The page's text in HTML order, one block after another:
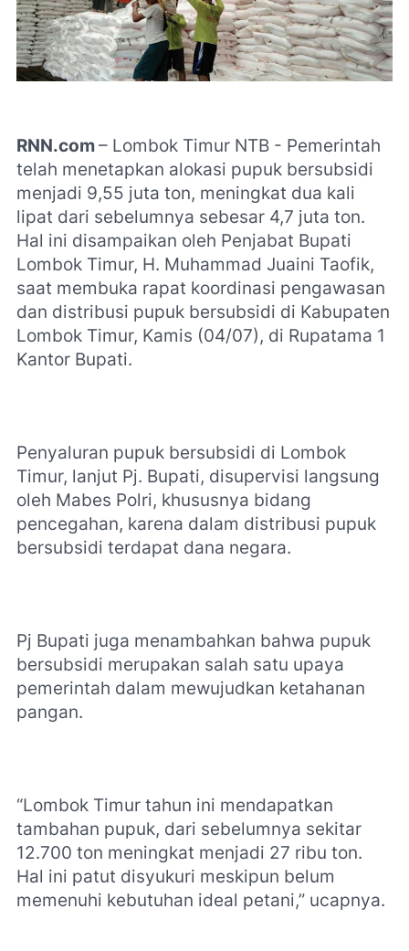
RNN.com– Lombok Timur NTB - Pemerintah
telah menetapkan alokasi pupuk bersubsidi
menjadi 9,55 juta ton, meningkat dua kali
lipat dari sebelumnya sebesar 4,7 juta ton.
Hal ini disampaikan oleh Penjabat Bupati
Lombok Timur, H. Muhammad Juaini Taofik,
saat membuka rapat koordinasi pengawasan
dan distribusi pupuk bersubsidi di Kabupaten
Lombok Timur, Kamis (04/07), di Rupatama 1
Kantor Bupati.
Penyaluran pupuk bersubsidi di Lombok
Timur, lanjut Pj. Bupati, disupervisi langsung
oleh Mabes Polri, khususnya bidang
pencegahan, karena dalam distribusi pupuk
bersubsidi terdapat dana negara.
Pj Bupati juga menambahkan bahwa pupuk
bersubsidi merupakan salah satu upaya
pemerintah dalam mewujudkan ketahanan
pangan.
“Lombok Timur tahun ini mendapatkan
tambahan pupuk, dari sebelumnya sekitar
12.700 ton meningkat menjadi 27 ribu ton.
Hal ini patut disyukuri meskipun belum
memenuhi kebutuhan ideal petani,” ucapnya.